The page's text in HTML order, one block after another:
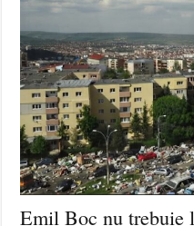
Emil Boc nu trebuie